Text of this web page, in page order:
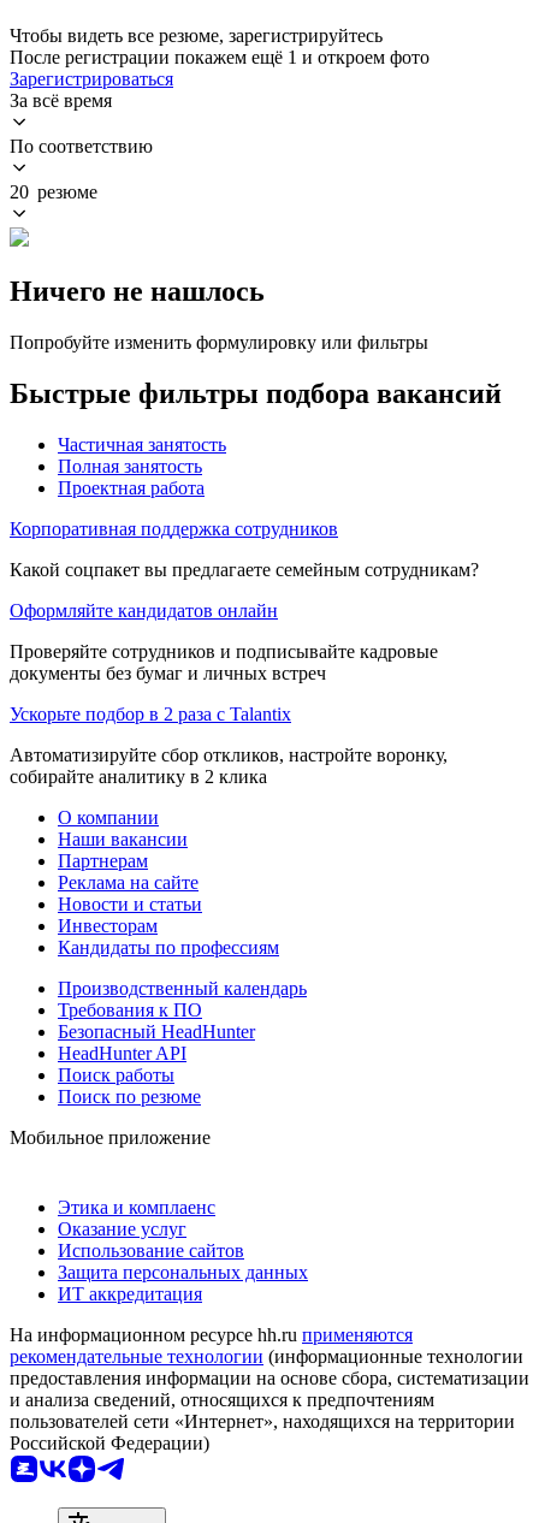
Чтобы видеть все резюме, зарегистрируйтесь
После регистрации покажем ещё 1 и откроем фото
Зарегистрироваться
За всё время
По соответствию
20 резюме
Ничего не нашлось
Попробуйте изменить формулировку или фильтры
Быстрые фильтры подбора вакансий
Частичная занятость
Полная занятость
Проектная работа
Корпоративная поддержка сотрудников
Какой соцпакет вы предлагаете семейным сотрудникам?
Оформляйте кандидатов онлайн
Проверяйте сотрудников и подписывайте кадровые
документы без бумаг и личных встреч
Ускорьте подбор в 2 раза с Talantix
Автоматизируйте сбор откликов, настройте воронку,
собирайте аналитику в 2 клика
О компании
Наши вакансии
Партнерам
Реклама на сайте
Новости и статьи
Инвесторам
Кандидаты по профессиям
Производственный календарь
Требования к ПО
Безопасный HeadHunter
HeadHunter API
Поиск работы
Поиск по резюме
Мобильное приложение
Этика и комплаенс
Оказание услуг
Использование сайтов
Защита персональных данных
ИТ аккредитация
На информационном ресурсе hh.ru применяются
рекомендательные технологии (информационные технологии
предоставления информации на основе сбора, систематизации
и анализа сведений, относящихся к предпочтениям
пользователей сети «Интернет», находящихся на территории
Российской Федерации)